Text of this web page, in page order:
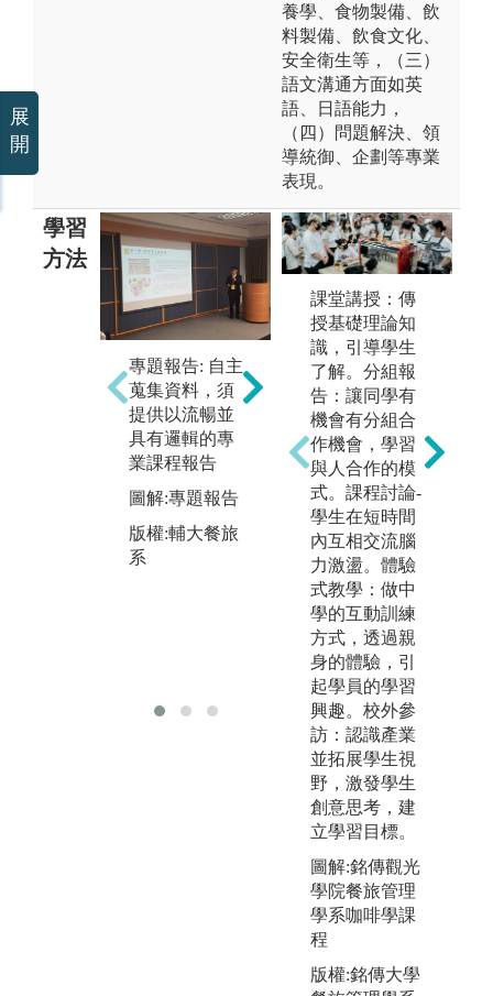
養學、食物製備、飲
料製備、飲食文化、
安全衛生等，（三）
語文溝通方面如英
語、日語能力，
（四）問題解決、領
導統御、企劃等專業
表現。
學習
方法
專題報告: 自主
蒐集資料，須
提供以流暢並
具有邏輯的專
業課程報告
圖解:專題報告
版權:輔大餐旅
系
實作實習: 做中
學，學中做，
理論與實務的
結合。
圖解:實作實習
版權:輔大餐旅
系
課堂講授：傳
授基礎理論知
識，引導學生
了解。分組報
告：讓同學有
機會有分組合
作機會，學習
與人合作的模
式。課程討論-
學生在短時間
內互相交流腦
力激盪。體驗
式教學：做中
學的互動訓練
方式，透過親
身的體驗，引
起學員的學習
興趣。校外參
訪：認識產業
並拓展學生視
野，激發學生
創意思考，建
立學習目標。
圖解:銘傳觀光
學院餐旅管理
學系咖啡學課
程
版權:銘傳大學
展
開